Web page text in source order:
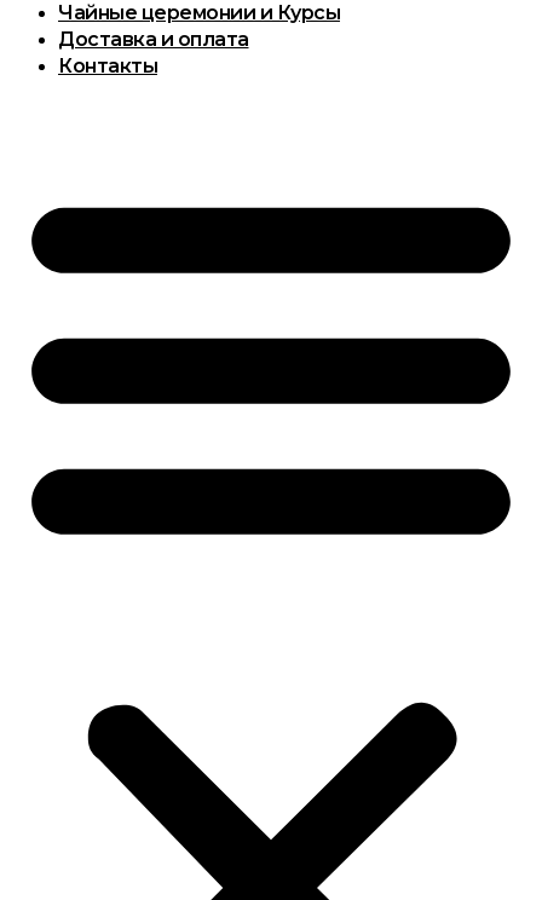
Чайные церемонии и Курсы
Доставка и оплата
Контакты